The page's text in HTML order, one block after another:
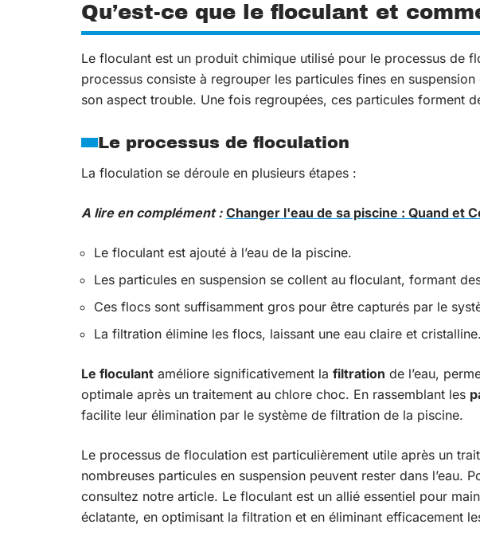
Qu’est-ce que le floculant et
Le floculant est un produit chimique utilisé pour le processus de
processus consiste à regrouper les particules fines en suspension
son aspect trouble. Une fois regroupées, ces particules forment
Le processus de floculation
La floculation se déroule en plusieurs étapes :
A lire en complément : Changer l'eau de sa piscine : Quand et
Le floculant est ajouté à l’eau de la piscine.
Les particules en suspension se collent au floculant, formant
Ces flocs sont suffisamment gros pour être capturés par le
La filtration élimine les flocs, laissant une eau claire et cristalline.
Le floculant améliore significativement la filtration de l’eau,
optimale après un traitement au chlore choc. En rassemblant les
facilite leur élimination par le système de filtration de la piscine.
Le processus de floculation est particulièrement utile après un
nombreuses particules en suspension peuvent rester dans l’eau.
consultez notre article. Le floculant est un allié essentiel pour
éclatante, en optimisant la filtration et en éliminant efficacement